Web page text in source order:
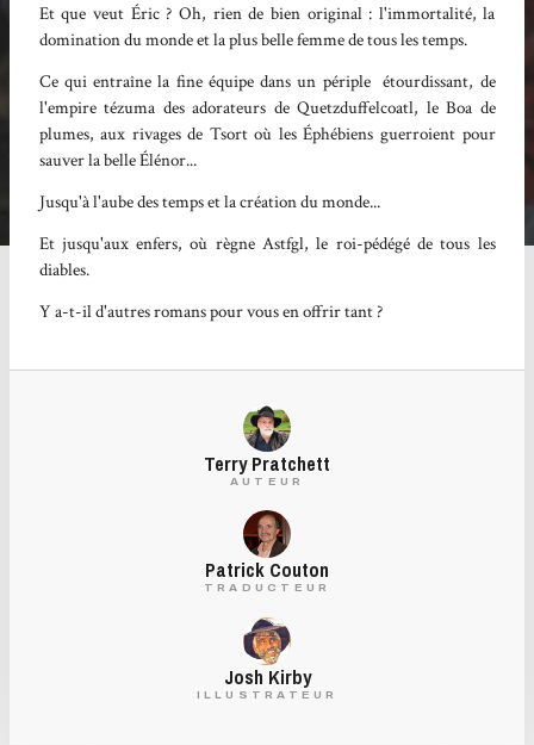
Et que veut Éric ? Oh, rien de bien original : l'immortalité, la
domination du monde et la plus belle femme de tous les temps.
Ce qui entraîne la fine équipe dans un périple étourdissant, de
l'empire tézuma des adorateurs de Quetzduffelcoatl, le Boa de
plumes, aux rivages de Tsort où les Éphébiens guerroient pour
sauver la belle Élénor...
Jusqu'à l'aube des temps et la création du monde...
Et jusqu'aux enfers, où règne Astfgl, le roi-pédégé de tous les
diables.
Y a-t-il d'autres romans pour vous en offrir tant ?
Terry Pratchett
AUTEUR
Patrick Couton
TRADUCTEUR
Josh Kirby
ILLUSTRATEUR